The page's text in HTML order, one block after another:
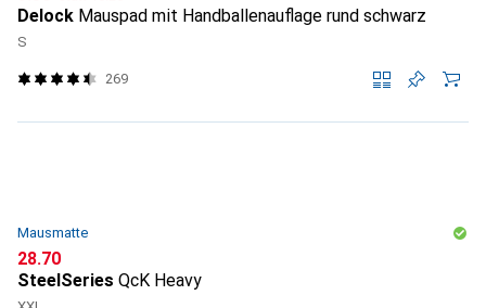
Delock Mauspad mit Handballenauflage rund schwarz
S
269
Mausmatte
CHF
28.70
SteelSeries QcK Heavy